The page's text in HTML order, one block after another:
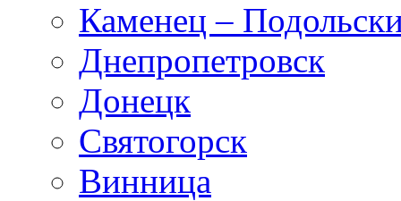
Каменец –
Днепропетровск
Донецк
Святогорск
Винница